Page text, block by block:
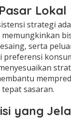
Lokal
strategi
serta
sasaran.
yang